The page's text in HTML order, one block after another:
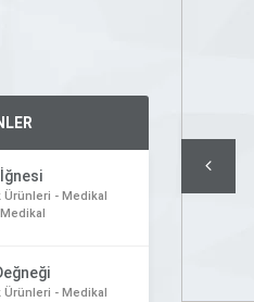
Endüstriyel
Ürünleri - Medikal
Ürünleri - Medikal